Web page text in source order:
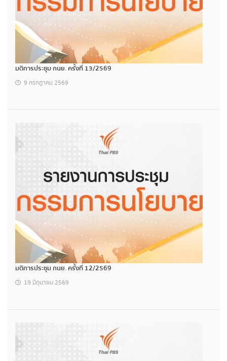
มติการประชุม กนย. ครั้งที่ 13/2569
9 กรกฎาคม 2569
มติการประชุม กนย. ครั้งที่ 12/2569
19 มิถุนายน 2569